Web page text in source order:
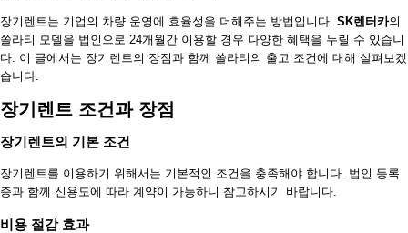
장기렌트는 기업의 차량 운영에 효율성을 더해주는 방법입니다. SK렌터카의
쏠라티 모델을 법인으로 24개월간 이용할 경우 다양한 혜택을 누릴 수 있습니
다. 이 글에서는 장기렌트의 장점과 함께 쏠라티의 출고 조건에 대해 살펴보겠
습니다.
장기렌트 조건과 장점
장기렌트의 기본 조건
장기렌트를 이용하기 위해서는 기본적인 조건을 충족해야 합니다. 법인 등록
증과 함께 신용도에 따라 계약이 가능하니 참고하시기 바랍니다.
비용 절감 효과